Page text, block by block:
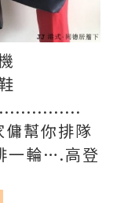
幫你排隊
一輪….高登